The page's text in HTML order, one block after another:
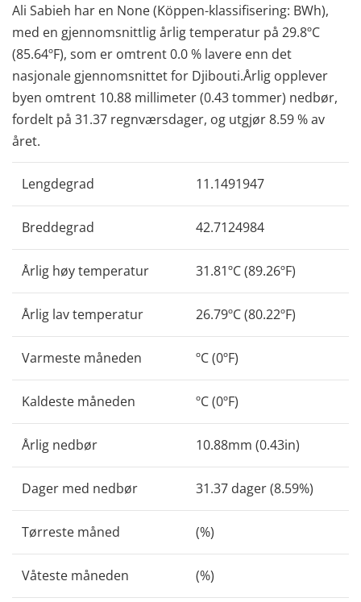
Ali Sabieh har en None (Köppen-klassifisering: BWh),
med en gjennomsnittlig årlig temperatur på 29.8ºC
(85.64ºF), som er omtrent 0.0 % lavere enn det
nasjonale gjennomsnittet for Djibouti.Årlig opplever
byen omtrent 10.88 millimeter (0.43 tommer) nedbør,
fordelt på 31.37 regnværsdager, og utgjør 8.59 % av
året.
Lengdegrad 11.1491947
Breddegrad 42.7124984
Årlig høy temperatur 31.81ºC (89.26ºF)
Årlig lav temperatur 26.79ºC (80.22ºF)
Varmeste måneden ºC (0ºF)
Kaldeste måneden ºC (0ºF)
Årlig nedbør 10.88mm (0.43in)
Dager med nedbør 31.37 dager (8.59%)
Tørreste måned (%)
Våteste måneden (%)